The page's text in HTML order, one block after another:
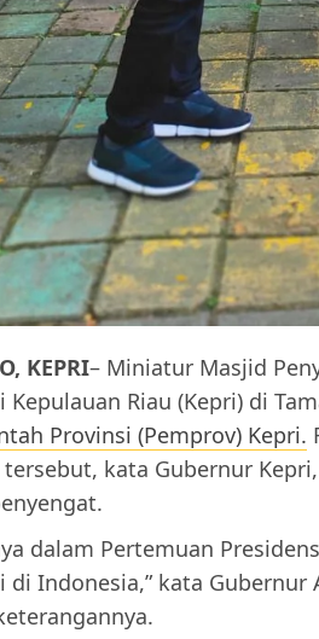
KEPRI– Miniatur Masjid
Kepulauan Riau (Kepri) di
Provinsi (Pemprov) Kepri.
kata Gubernur
dalam Pertemuan
di Indonesia,” kata